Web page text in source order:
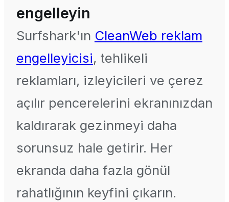
engelleyin
Surfshark'ın CleanWeb reklam
engelleyicisi, tehlikeli
reklamları, izleyicileri ve çerez
açılır pencerelerini ekranınızdan
kaldırarak gezinmeyi daha
sorunsuz hale getirir. Her
ekranda daha fazla gönül
rahatlığının keyfini çıkarın.